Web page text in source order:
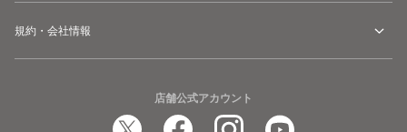
規約・会社情報
店舗公式アカウント